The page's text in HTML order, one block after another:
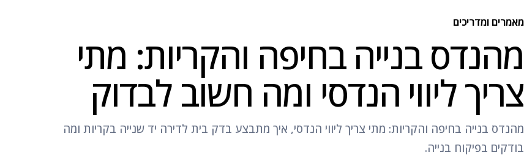
מאמרים ומדריכים
מהנדס בנייה בחיפה והקריות: מתי
צריך ליווי הנדסי ומה חשוב לבדוק
מהנדס בנייה בחיפה והקריות: מתי צריך ליווי הנדסי, איך מתבצע בדק בית לדירה יד שנייה בקריות ומה
בודקים בפיקוח בנייה.